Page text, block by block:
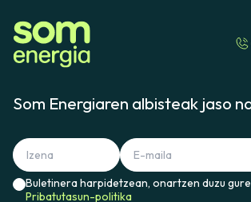
Som Energiaren albisteak jaso
Buletinera harpidetzean, onartzen duzu gure
Pribatutasun-politika